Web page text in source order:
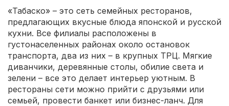
«Табаско» – это сеть семейных ресторанов,
предлагающих вкусные блюда японской и русской
кухни. Все филиалы расположены в
густонаселенных районах около остановок
транспорта, два из них – в крупных ТРЦ. Мягкие
диванчики, деревянные столы, обилие света и
зелени – все это делает интерьер уютным. В
рестораны сети можно прийти с друзьями или
семьей, провести банкет или бизнес-ланч. Для